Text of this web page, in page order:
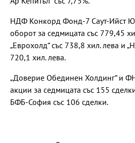
НДФ Конкорд Фонд-7 Саут-Ийст
оборот за седмицата със 779,45
„Еврохолд“ със 738,8 хил. лева и
720,1 хил. лева.
„Доверие Обединен Холдинг“ и
акции за седмицата със 155
БФБ-София със 106 сделки.